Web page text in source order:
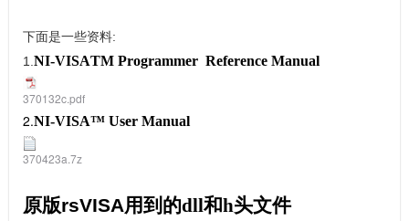
下面是一些资料:
1. NI-VISATM Programmer Reference Manual
370132c.pdf
2.NI-VISA™ User Manual
370423a.7z
原版rsVISA用到的dll和h头文件